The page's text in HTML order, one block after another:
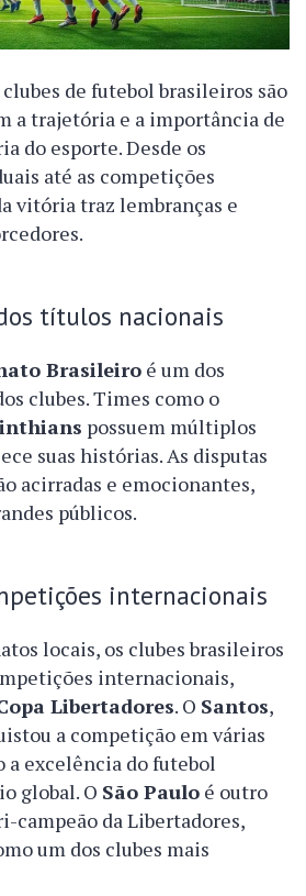
clubes de futebol brasileiros são
a trajetória e a importância de
do esporte. Desde os
até as competições
vitória traz lembranças e
títulos nacionais
Brasileiro é um dos
clubes. Times como o
possuem múltiplos
suas histórias. As disputas
acirradas e emocionantes,
públicos.
internacionais
locais, os clubes brasileiros
internacionais,
Libertadores. O Santos,
a competição em várias
a excelência do futebol
global. O São Paulo é outro
campeão da Libertadores,
um dos clubes mais